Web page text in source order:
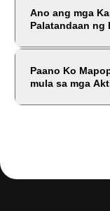
Ano ang mga
Palatandaan ng
Paano Ko
mula sa mga